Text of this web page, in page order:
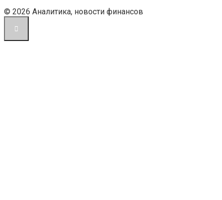
© 2026 Аналитика, новости финансов